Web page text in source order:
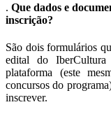
. Que dados e
inscrição?
São dois formulários
edital do
plataforma (este
concursos do
inscrever.